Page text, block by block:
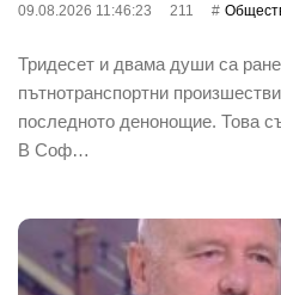
09.08.2026 11:46:23 211
Тридесет и двама души са
пътнотранспортни
последното денонощие. Това
В Соф…